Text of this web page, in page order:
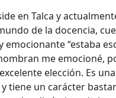
en Talca y
de la docencia,
emocionante “estaba
me emocioné,
elección. Es
tiene un carácter